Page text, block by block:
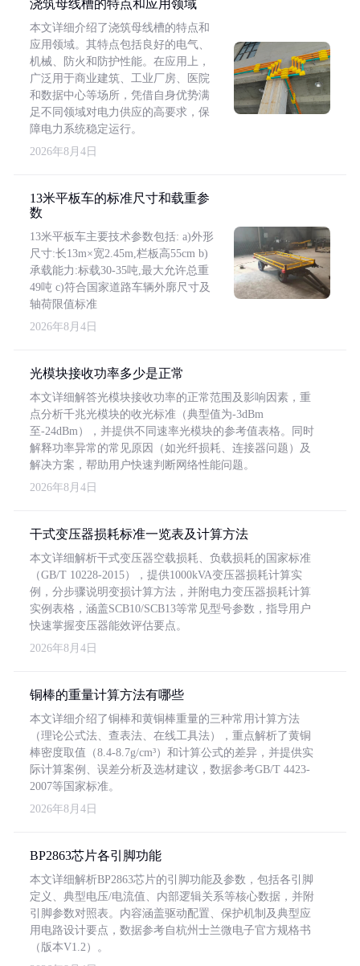
浇筑母线槽的特点和应用领域
本文详细介绍了浇筑母线槽的特点和
应用领域。其特点包括良好的电气、
机械、防火和防护性能。在应用上，
广泛用于商业建筑、工业厂房、医院
和数据中心等场所，凭借自身优势满
足不同领域对电力供应的高要求，保
障电力系统稳定运行。
2026年8月4日
13米平板车的标准尺寸和载重参
数
13米平板车主要技术参数包括: a)外形
尺寸:长13m×宽2.45m,栏板高55cm b)
承载能力:标载30-35吨,最大允许总重
49吨 c)符合国家道路车辆外廓尺寸及
轴荷限值标准
2026年8月4日
光模块接收功率多少是正常
本文详细解答光模块接收功率的正常范围及影响因素，重
点分析千兆光模块的收光标准（典型值为-3dBm
至-24dBm），并提供不同速率光模块的参考值表格。同时
解释功率异常的常见原因（如光纤损耗、连接器问题）及
解决方案，帮助用户快速判断网络性能问题。
2026年8月4日
干式变压器损耗标准一览表及计算方法
本文详细解析干式变压器空载损耗、负载损耗的国家标准
（GB/T 10228-2015），提供1000kVA变压器损耗计算实
例，分步骤说明变损计算方法，并附电力变压器损耗计算
实例表格，涵盖SCB10/SCB13等常见型号参数，指导用户
快速掌握变压器能效评估要点。
2026年8月4日
铜棒的重量计算方法有哪些
本文详细介绍了铜棒和黄铜棒重量的三种常用计算方法
（理论公式法、查表法、在线工具法），重点解析了黄铜
棒密度取值（8.4-8.7g/cm³）和计算公式的差异，并提供实
际计算案例、误差分析及选材建议，数据参考GB/T 4423-
2007等国家标准。
2026年8月4日
BP2863芯片各引脚功能
本文详细解析BP2863芯片的引脚功能及参数，包括各引脚
定义、典型电压/电流值、内部逻辑关系等核心数据，并附
引脚参数对照表。内容涵盖驱动配置、保护机制及典型应
用电路设计要点，数据参考自杭州士兰微电子官方规格书
（版本V1.2）。